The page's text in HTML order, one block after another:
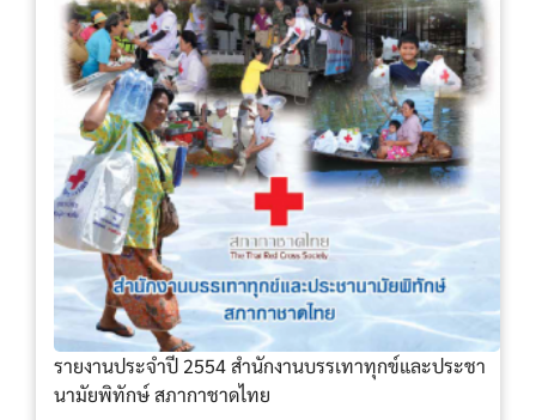
รายงานประจำปี 2554 สำนักงานบรรเทาทุกข์และประชา
นามัยพิทักษ์ สภากาชาดไทย